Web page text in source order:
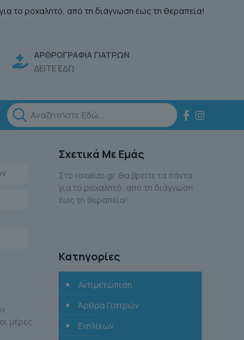
το ροχαλητό, από τη διάγνωση έως τη θεραπεία!
ΑΡΘΡΟΓΡΑΦΙΑ ΓΙΑΤΡΩΝ
ΔΕΙΤΕ ΕΔΩ
μέρες
Σχετικά Με Εμάς
Στο roxalizo.gr θα βρείτε τα πάντα
για το ροχαλητό, από τη διάγνωση
έως τη θεραπεία!
Κατηγορίες
Αντιμετώπιση
Άρθρα Γιατρών
Ενηλίκων